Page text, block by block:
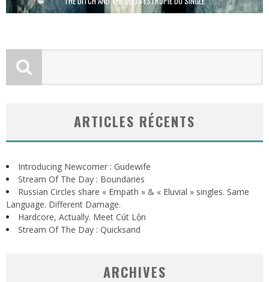
ARTICLES RÉCENTS
Introducing Newcomer : Gudewife
Stream Of The Day : Boundaries
Russian Circles share « Empath » & « Eluvial » singles. Same
Language. Different Damage.
Hardcore, Actually. Meet Cút Lộn
Stream Of The Day : Quicksand
ARCHIVES